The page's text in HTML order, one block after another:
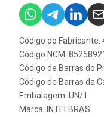
Código do Fabricante:
Código NCM:
Código de Barras do
Código de Barras da
Embalagem: UN/1
Marca: INTELBRAS